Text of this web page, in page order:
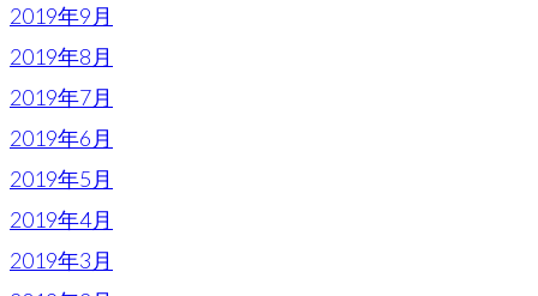
2019年9月
2019年8月
2019年7月
2019年6月
2019年5月
2019年4月
2019年3月